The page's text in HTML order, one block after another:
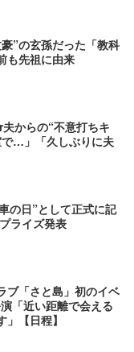
”の玄孫だった「教科
も先祖に由来
からの“不意打ちキ
で…」「久しぶりに夫
の日”として正式に記
ライズ発表
ブ「さと島」初のイベ
「近い距離で会える
【日程】